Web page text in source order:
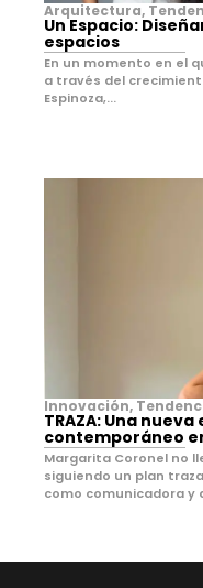
Arquitectura,
Un Espacio:
espacios
En un momento en el
a través del
Espinoza,...
Innovación,
TRAZA: Una
contemporáneo
Margarita Coronel no
siguiendo un plan
como comunicadora y